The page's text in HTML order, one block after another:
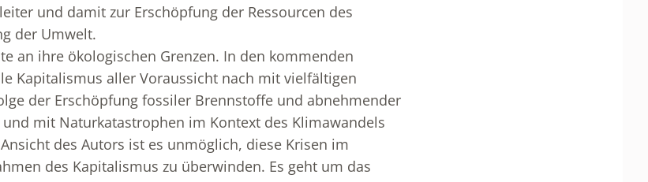
und damit zur Erschöpfung der Ressourcen des
der Umwelt.
an ihre ökologischen Grenzen. In den kommenden
Kapitalismus aller Voraussicht nach mit vielfältigen
der Erschöpfung fossiler Brennstoffe und abnehmender
mit Naturkatastrophen im Kontext des Klimawandels
des Autors ist es unmöglich, diese Krisen im
des Kapitalismus zu überwinden. Es geht um das